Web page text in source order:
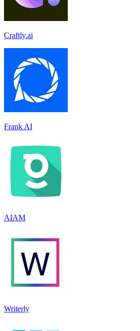
Craftly.ai
Frank AI
AIAM
Writerly